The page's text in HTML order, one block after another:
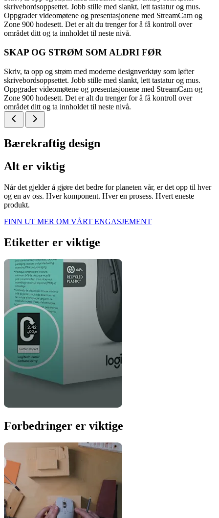
skrivebordsoppsettet. Jobb stille med slankt, lett tastatur og mus.
Oppgrader videomøtene og presentasjonene med StreamCam og
Zone 900 hodesett. Det er alt du trenger for å få kontroll over
området ditt og ta innholdet til neste nivå.
SKAP OG STRØM SOM ALDRI FØR
Skriv, ta opp og strøm med moderne designverktøy som løfter
skrivebordsoppsettet. Jobb stille med slankt, lett tastatur og mus.
Oppgrader videomøtene og presentasjonene med StreamCam og
Zone 900 hodesett. Det er alt du trenger for å få kontroll over
området ditt og ta innholdet til neste nivå.
Bærekraftig design
Alt er viktig
Når det gjelder å gjøre det bedre for planeten vår, er det opp til hver
og en av oss. Hver komponent. Hver en prosess. Hvert eneste
produkt.
FINN UT MER OM VÅRT ENGASJEMENT
Etiketter er viktige
Forbedringer er viktige